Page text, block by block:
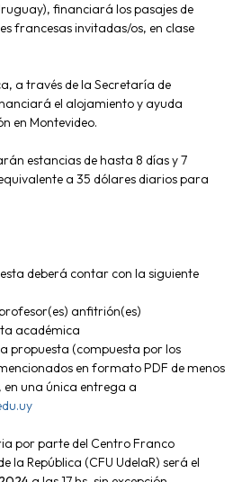
financiará los pasajes de
francesas invitadas/os, en clase
a través de la Secretaría de
el alojamiento y ayuda
en Montevideo.
estancias de hasta 8 días y 7
a 35 dólares diarios para
deberá contar con la siguiente
anfitrión(es)
académica
propuesta (compuesta por los
en formato PDF de menos
en una única entrega a
por parte del Centro Franco
la República (CFU UdelaR) será el